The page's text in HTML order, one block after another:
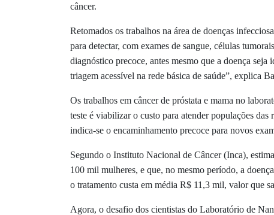
câncer.
Retomados os trabalhos na área de doenças
para detectar, com exames de sangue, células
diagnóstico precoce, antes mesmo que a doença
triagem acessível na rede básica de saúde”, explica
Os trabalhos em câncer de próstata e mama no
teste é viabilizar o custo para atender populações
indica-se o encaminhamento precoce para novos
Segundo o Instituto Nacional de Câncer (Inca),
100 mil mulheres, e que, no mesmo período, a
o tratamento custa em média R$ 11,3 mil, valor que
Agora, o desafio dos cientistas do Laboratório de